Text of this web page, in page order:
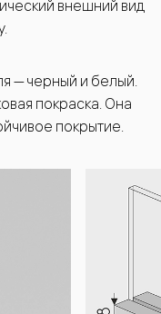
внешний вид
— черный и белый.
покраска. Она
покрытие.